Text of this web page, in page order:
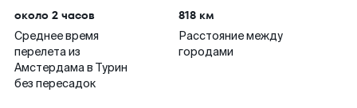
около 2 часов
Среднее время
перелета из
Амстердама в Турин
без пересадок
818 км
Расстояние между
городами